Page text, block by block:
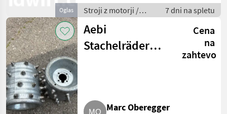
Oglas
Stroji z motorji /
Motorna kosilnica/
prekopalnik
7 dni na spletu
Aebi
Stachelräder
Cena
na
zahtevo
Marc Oberegger